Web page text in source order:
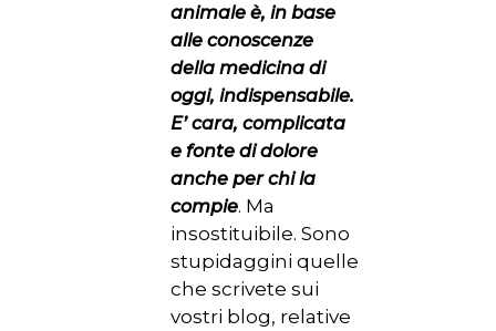
animale è, in base
alle conoscenze
della medicina di
oggi, indispensabile.
E’ cara, complicata
e fonte di dolore
anche per chi la
compie. Ma
insostituibile. Sono
stupidaggini quelle
che scrivete sui
vostri blog, relative